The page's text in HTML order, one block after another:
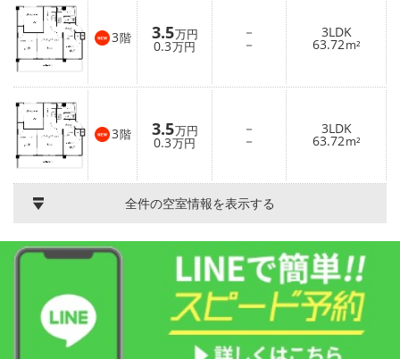
3階 3.5万円
0.3万円
－
－
3LDK
63.72m²
3階 3.5万円
0.3万円
－
－
3LDK
63.72m²
全件の空室情報を表示する